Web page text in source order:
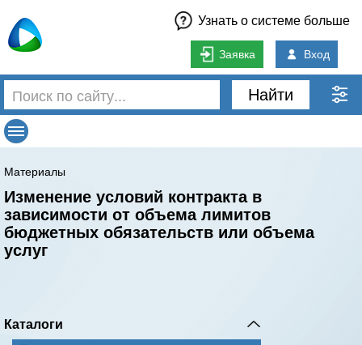
Узнать о системе больше
Заявка Вход
Найти
Материалы
Изменение условий контракта в
зависимости от объема лимитов
бюджетных обязательств или объема
услуг
Каталоги